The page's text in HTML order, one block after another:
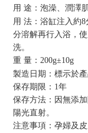
用 途：泡澡、潤澤
用 法： 浴缸注入約8
分溶解再行入浴 ，
洗。
重 量：200g±10g
製造日期：標示於
保存期限： 1年
保存方法： 因 無添
陽光直射。
注意事項：孕婦及